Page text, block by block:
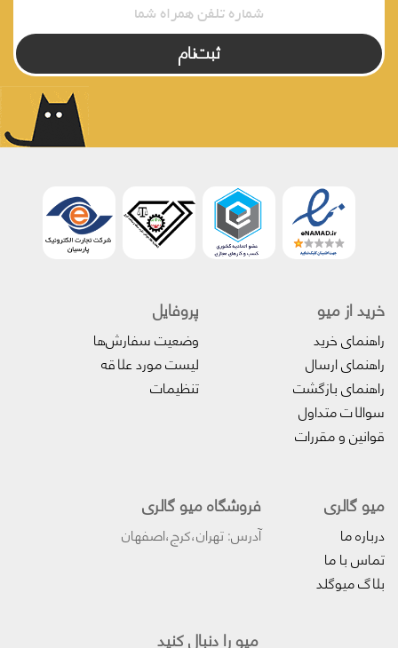
ثبت‌نام
خرید از میو
راهنمای خرید
راهنمای ارسال
راهنمای بازگشت
سوالات متداول
قوانین و مقررات
پروفایل‌
وضعیت سفارش‌ها
لیست مورد علاقه
تنظیمات
میو گالری
درباره ما
تماس با ما
بلاگ میوگلد
فروشگاه میو گالری
آدرس: تهران،کرج،اصفهان
میو را دنبال کنید